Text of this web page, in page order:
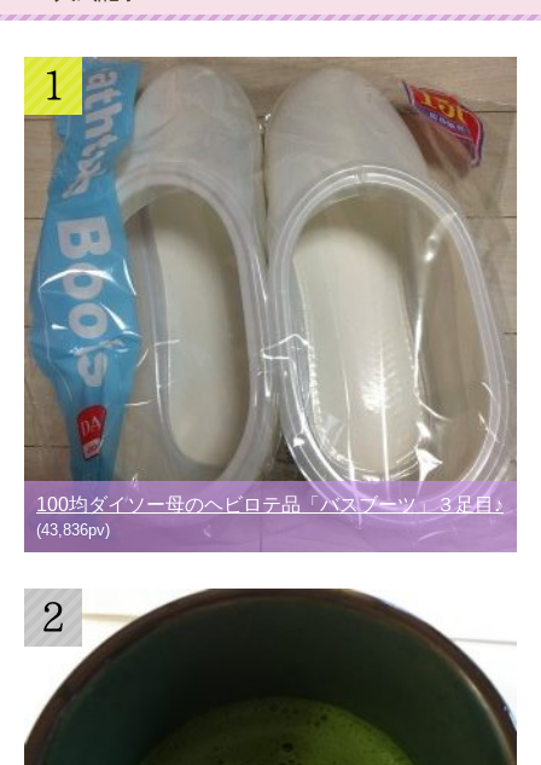
100均ダイソー母のヘビロテ品「バスブーツ」３足目♪
(43,836pv)